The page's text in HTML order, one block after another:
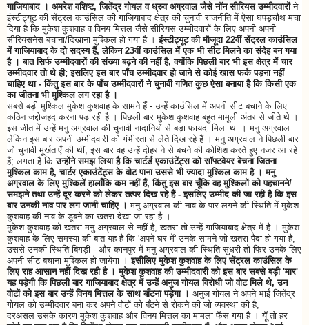
गाजियाबाद । अमरेश वशिष्ट, जितेंद्र गोयल व ध्रुव अग्रवाल जैसे नॉन सीरियस उम्मीदवारोंने
इंस्टीट्यूट की सेंट्रल काउंसिल की गाजियाबाद क्षेत्र की चुनावी राजनीति में ऐसा घपड़चौथ मचा
दिया है कि मुकेश कुशवाह व विनय मित्तल जैसे सीरियस उम्मीदवारों के लिए अपनी अपनी
सीरियसनेस बचाना/दिखाना मुश्किल हो गया है ।इंस्टीट्यूट की मौजूदा 22वीं सेंट्रल काउंसिल
में गाजियाबाद के दो सदस्य हैं, लेकिन 23वीं काउंसिल में एक भी सीट मिलने का संदेह बन गया
है । बात सिर्फ उम्मीदवारों की संख्या बढ़ने की नहीं है, क्योंकि पिछली बार भी इस क्षेत्र में चार
उम्मीदवार तो थे ही; इसलिए इस बार पाँच उम्मीदवार हो जाने से कोई खास फर्क पड़ना नहीं
चाहिए था - किंतु इस बार के पाँच उम्मीदवारों ने चुनावी गणित कुछ ऐसा बनाया है कि किसी एक
का जीतना भी मुश्किल लग रहा है ।
सबसे बड़ी मुश्किल मुकेश कुशवाह के सामने हैं - उन्हें काउंसिल में अपनी सीट बचाने के लिए
कठिन जद्दोजहद करना पड़ रही है । पिछली बार मुकेश कुशवाह बहुत मामूली अंतर से जीते थे ।
इस जीत में उन्हें मनु अग्रवाल की चुनावी नादानियों से बड़ा फायदा मिला था । मनु अग्रवाल
लेकिन इस बार अपनी उम्मीदवारी को गंभीरता से लेते दिख रहे हैं । मनु अग्रवाल ने पिछली बार
जो चुनावी मूर्खताएँ की थीं, इस बार वह उन्हें दोहराने से बचने की कोशिश करते हुए नजर आ रहे
हैं; लगता है किउन्होंने समझ लिया है कि चार्टर्ड एकाउंटेंट्स को सॉफ्टवेयर बेचना जितना
मुश्किल काम है, चार्टर एकाउंटेंट्स के वोट पाना उससे भी ज्यादा मुश्किल काम है । मनु
अग्रवाल के लिए मुश्किलें हालाँकि कम नहीं हैं, किंतु इस बार चूँकि वह मुश्किलों को पहचानने/
समझने तथा उन्हें दूर करने को लेकर तत्पर दिख रहे हैं - इसलिए उम्मीद की जा रही है कि इस
बार उनकी नाव पार लग जानी चाहिए । मनु अग्रवाल की नाव के पार लगने की स्थिति में मुकेश
कुशवाह की नाव के डूबने का खतरा देखा जा रहा है ।
मुकेश कुशवाह को खतरा मनु अग्रवाल से नहीं है; खतरा तो उन्हें गाजियाबाद क्षेत्र में है । मुकेश
कुशवाह के लिए समस्या की बात यह है कि 'अपने घर में' उनके सामने जो खतरा पैदा हो गया है,
उससे उनकी स्थिति बिगड़ी - और कानपुर में मनु अग्रवाल की स्थिति सुधरी तो फिर उनके लिए
अपनी सीट बचाना मुश्किल हो जायेगा ।इसीलिए मुकेश कुशवाह के लिए सेंट्रल काउंसिल के
लिए राह आसान नहीं दिख रही है । मुकेश कुशवाह की उम्मीदवारी को इस बार सबसे बड़ी 'मार'
यह पड़ेगी कि पिछली बार गाजियाबाद क्षेत्र में उन्हें अनुज गोयल विरोधी जो वोट मिले थे, उन
वोटों को इस बार उन्हें विनय मित्तल के साथ बाँटना पड़ेगा । अनुज गोयल ने अपने भाई जितेंद्र
गोयल को उम्मीदवार बना कर अपने वोटों को बँटने से रोकने की जो व्यवस्था की है,
दरअसल उसके कारण मुकेश कुशवाह और विनय मित्तल का मामला फँस गया है । यूँ तो हर